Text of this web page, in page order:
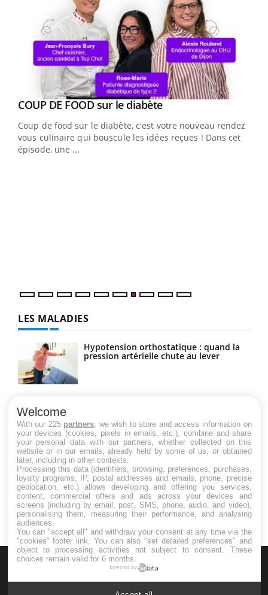
Youtube
COUP DE FOOD sur le diabèteYoutube
Coup de food sur le diabète, c'est votre nouveau rendez-
vous culinaire qui bouscule les idées reçues ! Dans cet
épisode, une ...
LES MALADIES
Hypotension orthostatique : quand la
pression artérielle chute au lever
Maladie de Charcot (Sclérose latérale
amyotrophique)
Welcome
With our 225 partners , we wish to store and access information on
your devices (cookies, pixels in emails, etc.), combine and share
your personal data with our partners, whether collected on this
website or in our emails, already held by some of us, or obtained
later, including in other contexts.
Processing this data (identifiers, browsing, preferences, purchases,
loyalty programs, IP, postal addresses and emails, phone, precise
geolocation, etc.) allows developing and offering you services,
content, commercial offers and ads across your devices and
screens (including by email, post, SMS, phone, audio, and video),
personalising them, measuring their performance, and analysing
audiences.
You can "accept all" and withdraw your consent at any time via the
"cookies" footer link . You can also "set detailed preferences" and
object to processing activities not subject to consent. These
choices remain valid for 6 months.
powered by